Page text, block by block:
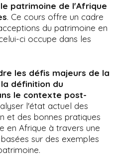
le patrimoine de l'Afrique
. Ce cours offre un cadre
du patrimoine en
ci occupe dans les
les défis majeurs de la
définition du
le contexte post-
l'état actuel des
et des bonnes pratiques
en Afrique à travers une
sur des exemples